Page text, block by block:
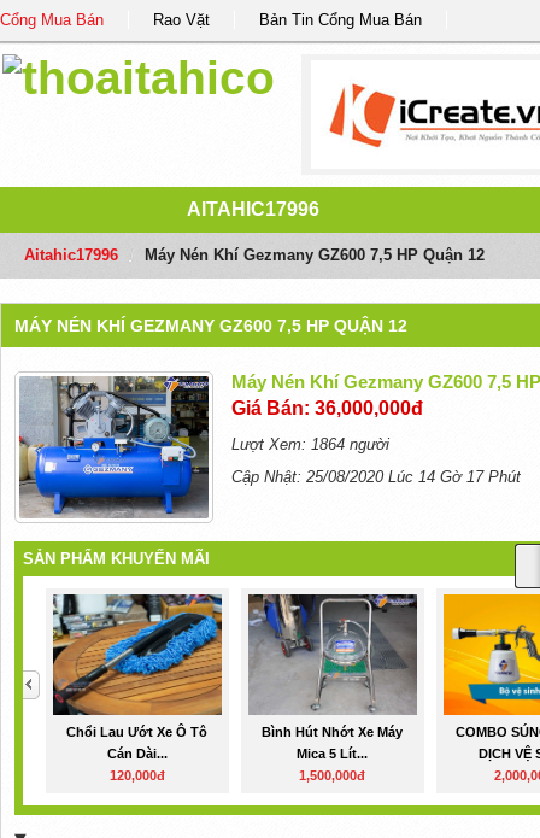
Cổng Mua Bán Rao Vặt Bản Tin Cổng Mua Bán
AITAHIC17996
Aitahic17996 Máy Nén Khí Gezmany GZ600 7,5 HP Quận 12
MÁY NÉN KHÍ GEZMANY GZ600 7,5 HP QUẬN 12
Máy Nén Khí Gezmany GZ600 7,5
Giá Bán: 36,000,000đ
Lượt Xem: 1864 người
Cập Nhật: 25/08/2020 Lúc 14 Gờ 17 Phút
SẢN PHẨM KHUYẾN MÃI
Chổi Lau Ướt Xe Ô Tô
Cán Dài...
120,000đ
Bình Hút Nhớt Xe Máy
Mica 5 Lít...
1,500,000đ
COMBO
DỊCH VỆ